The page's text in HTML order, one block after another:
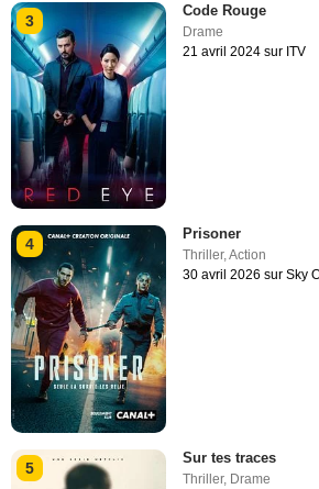
3
Code Rouge
Drame
21 avril 2024 sur ITV
4
Prisoner
Thriller,Action
30 avril 2026 sur Sky
5
Sur tes traces
Thriller, Drame